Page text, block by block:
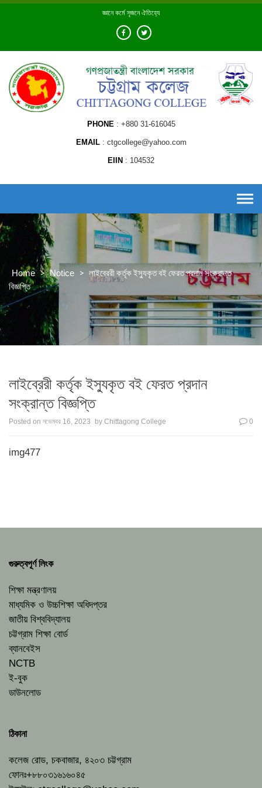
Skip
জ্ঞানে কর্মে সৃজনে ঐতিহ্যে
PHONE +880 31-616045
EMAIL ctgcollege@yahoo.com
EIIN 104532
Home > Notice > লাইব্রেরী কর্তৃক ইস্যুকৃত বই ফেরত প্রদান সংক্রান্ত
বিজ্ঞপ্তি
লাইব্রেরী কর্তৃক ইস্যুকৃত বই ফেরত প্রদান
সংক্রান্ত বিজ্ঞপ্তি
Posted on নভেম্বর 16, 2023 by Chittagong College 0
img477
গুরুত্বপূর্ণ লিংক
শিক্ষা মন্ত্রণালয়
মাধ্যমিক ও উচ্চশিক্ষা অধিদপ্তর
জাতীয় বিশ্ববিদ্যালয়
চট্টগ্রাম শিক্ষা বোর্ড
ব্যানবেইস
NCTB
ই-বুক
ডাউনলোড
ঠিকানা
কলেজ রোড, চকবাজার, ৪২০৩ চট্টগ্রাম
ফোনঃ+৮৮০৩১৬১৬০৪৫